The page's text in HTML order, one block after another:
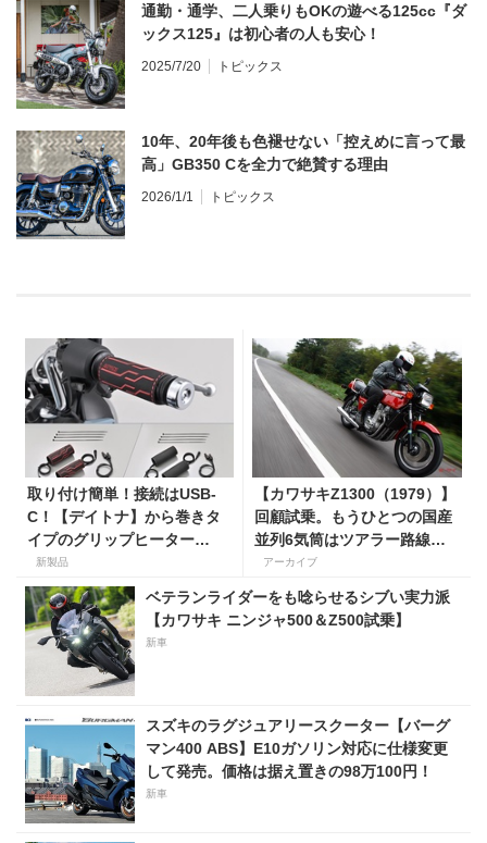
通勤・通学、二人乗りもOKの遊べる125cc『ダ
ックス125』は初心者の人も安心！
2025/7/20 トピックス
10年、20年後も色褪せない「控えめに言って最
高」GB350 Cを全力で絶賛する理由
2026/1/1 トピックス
取り付け簡単！接続はUSB-
C！【デイトナ】から巻きタ
イプのグリップヒーター
「HOT GRIP WRAP HEAT」
が登場
新製品
【カワサキZ1300（1979）】
回顧試乗。もうひとつの国産
並列6気筒はツアラー路線で
生き残った
アーカイブ
ベテランライダーをも唸らせるシブい実力派
【カワサキ ニンジャ500＆Z500試乗】
新車
スズキのラグジュアリースクーター【バーグ
マン400 ABS】E10ガソリン対応に仕様変更
して発売。価格は据え置きの98万100円！
新車